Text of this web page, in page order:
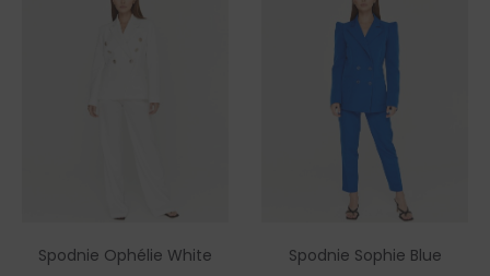
Spodnie Ophélie White
Spodnie Sophie Blue